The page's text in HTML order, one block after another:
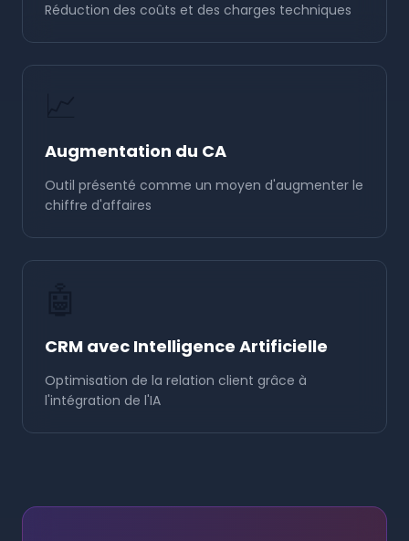
Réduction des coûts et des charges techniques
Augmentation du CA
Outil présenté comme un moyen d'augmenter le
chiffre d'affaires
CRM avec Intelligence Artificielle
Optimisation de la relation client grâce à
l'intégration de l'IA